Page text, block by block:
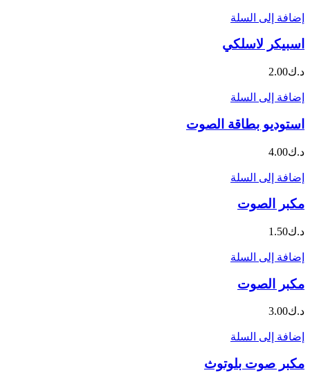
إضافة إلى السلة
اسبيكر لاسلكي
د.ك2.00
إضافة إلى السلة
استوديو بطاقة الصوت
د.ك4.00
إضافة إلى السلة
مكبر الصوت
د.ك1.50
إضافة إلى السلة
مكبر الصوت
د.ك3.00
إضافة إلى السلة
مكبر صوت بلوتوث